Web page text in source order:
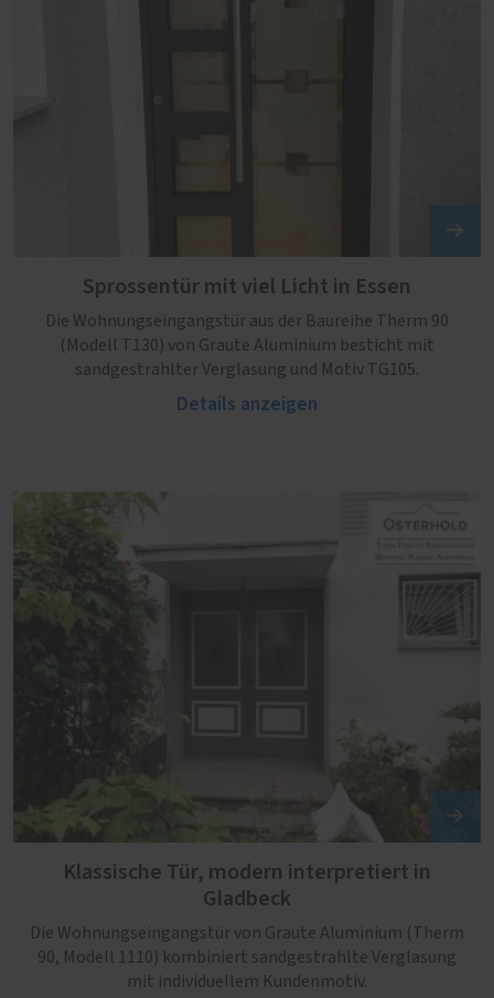
Sprossentür mit viel Licht in Essen
Die Wohnungseingangstür aus der Baureihe Therm 90
(Modell T130) von Graute Aluminium besticht mit
sandgestrahlter Verglasung und Motiv TG105.
Details anzeigen
Klassische Tür, modern interpretiert in
Gladbeck
Die Wohnungseingangstür von Graute Aluminium (Therm
90, Modell 1110) kombiniert sandgestrahlte Verglasung
mit individuellem Kundenmotiv.